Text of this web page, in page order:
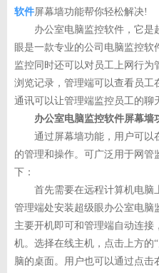
软件屏幕墙功能帮你轻松解决!
办公室电脑监控软件，它是
眼是一款专业的公司电脑监控软
监控同时还可以对员工上网行为
浏览记录，管理端可以查看员工
通讯可以让管理端监控员工的聊
办公室电脑监控软件屏幕墙
通过屏幕墙功能，用户可以
的管理和操作。可广泛用于网管
下：
首先需要在远程计算机电脑
管理端处安装超级眼办公室电脑
主要开机即可和管理端自动连接
机。选择在线主机，点击上方的
脑的桌面。用户也可以通过点击